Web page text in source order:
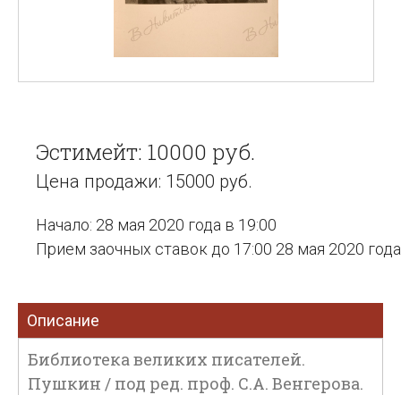
Эстимейт: 10000 руб.
Цена продажи: 15000 руб.
Начало: 28 мая 2020 года в 19:00
Прием заочных ставок до 17:00 28 мая 2020 года
Описание
Библиотека великих писателей.
Пушкин / под ред. проф. С.А. Венгерова.